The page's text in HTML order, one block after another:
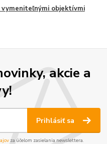
vymeniteľnými objektívmi
akcie a
Prihlásiť sa
za účelom zasielania newslettera.